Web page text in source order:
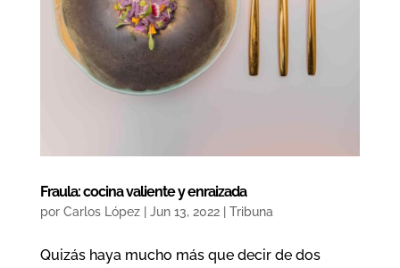
Fraula: cocina valiente y enraizada
por Carlos López| Jun 13, 2022| Tribuna
Quizás haya mucho más que decir de dos